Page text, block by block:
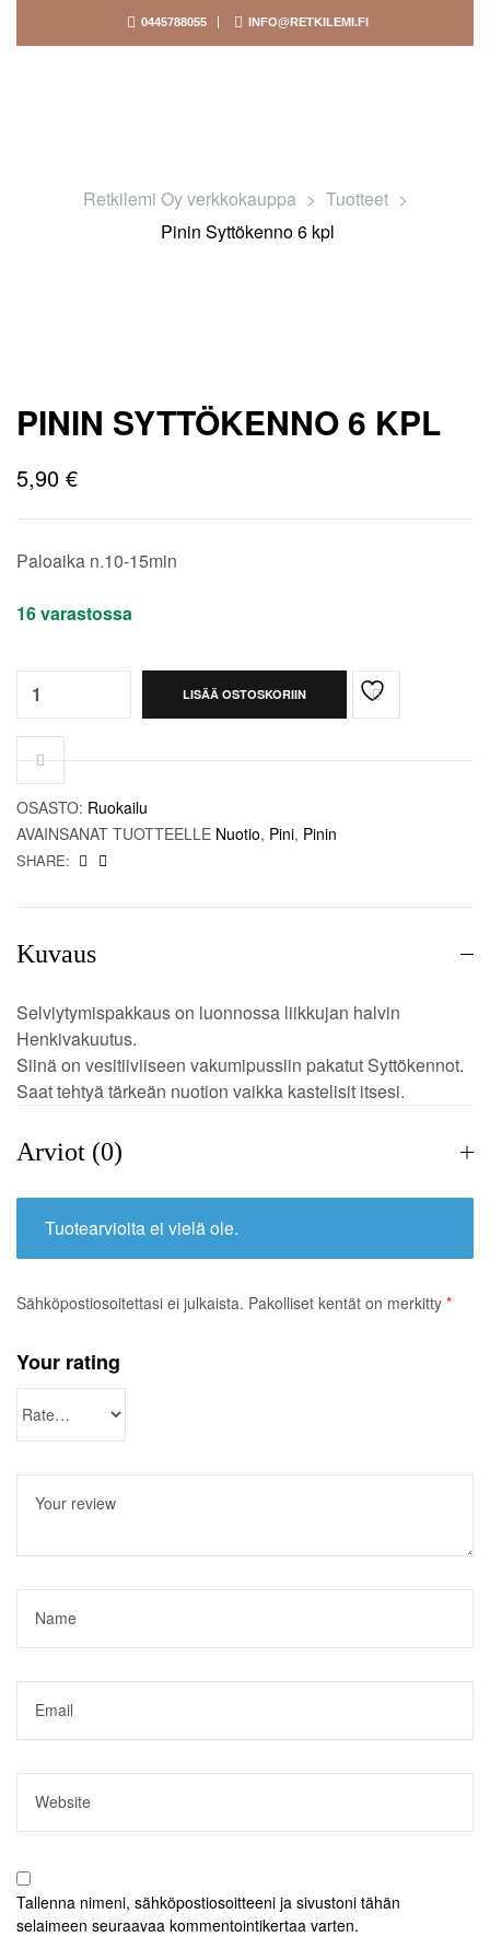
0445788055 INFO@RETKILEMI.FI
Retkilemi Oy verkkokauppa > Tuotteet >
Pinin Syttökenno 6 kpl
PININ SYTTÖKENNO 6 KPL
5,90 €
Paloaika n.10-15min
16 varastossa
LISÄÄ OSTOSKORIIN
OSASTO: Ruokailu
AVAINSANAT TUOTTEELLE Nuotio, Pini, Pinin
SHARE:
Kuvaus
Selviytymispakkaus on luonnossa liikkujan halvin
Henkivakuutus.
Siinä on vesitiiviiseen vakumipussiin pakatut Syttökennot.
Saat tehtyä tärkeän nuotion vaikka kastelisit itsesi.
Arviot (0)
Tuotearvioita ei vielä ole.
Sähköpostiosoitettasi ei julkaista. Pakolliset kentät on merkitty *
Your rating
Tallenna nimeni, sähköpostiosoitteeni ja sivustoni tähän
selaimeen seuraavaa kommentointikertaa varten.